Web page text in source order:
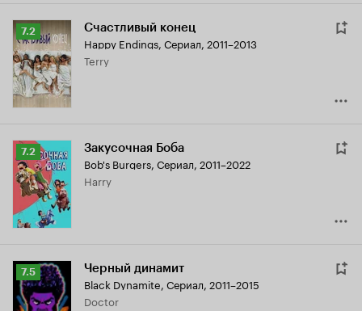
Рейтинг
Кинопоиска
7.2
7.2 Счастливый конец
Happy Endings, Сериал, 2011–2013
Terry
Рейтинг
Кинопоиска
7.2
7.2 Закусочная Боба
Bob's Burgers, Сериал, 2011–2022
Harry
Рейтинг
Кинопоиска
7.5
7.5 Черный динамит
Black Dynamite, Сериал, 2011–2015
Doctor